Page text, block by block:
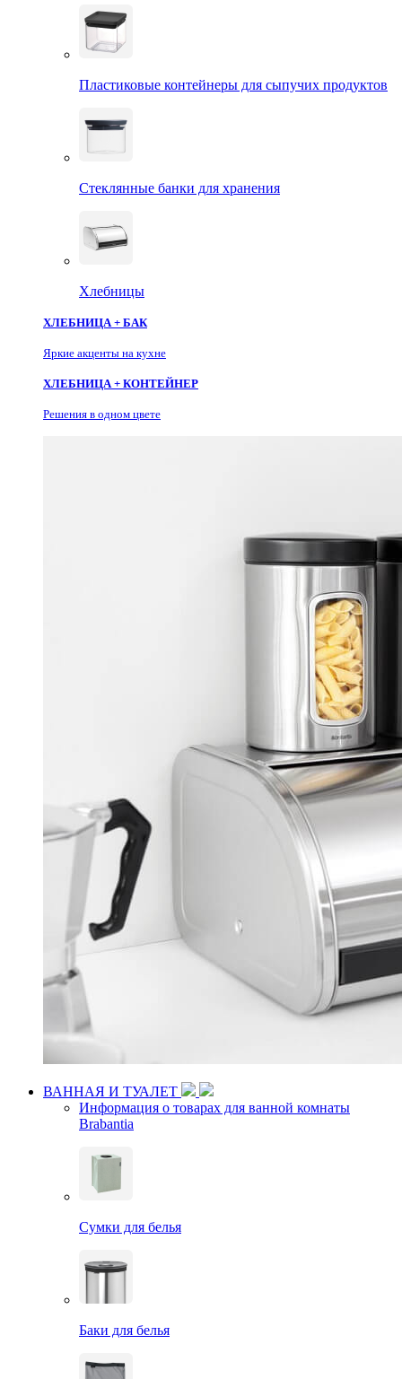
Пластиковые контейнеры для сыпучих продуктов
Стеклянные банки для хранения
Хлебницы
ХЛЕБНИЦА + БАК
Яркие акценты на кухне
ХЛЕБНИЦА + КОНТЕЙНЕР
Решения в одном цвете
ВАННАЯ И ТУАЛЕТ
Информация о товарах для ванной комнаты
Brabantia
Сумки для белья
Баки для белья